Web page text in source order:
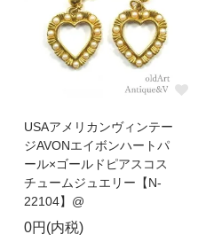
USAアメリカンヴィンテー
ジAVONエイボンハートパ
ール×ゴールドピアスコス
チュームジュエリー【N-
22104】@
0円(内税)